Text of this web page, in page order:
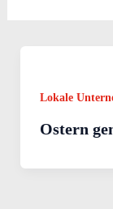
Lokale
Ostern